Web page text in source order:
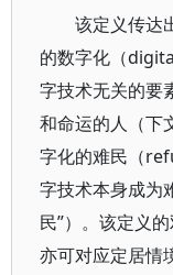
该定义传达
的数字化（
字技术无关的要
和命运的人（下
字化的难民（
字技术本身成为
民”）。该定义
亦可对应定居情